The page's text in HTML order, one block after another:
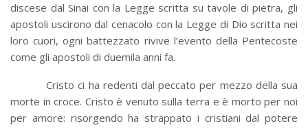
discese dal Sinai con la Legge scritta su tavole di pietra, gli
apostoli uscirono dal cenacolo con la Legge di Dio scritta nei
loro cuori, ogni battezzato rivive l’evento della Pentecoste
come gli apostoli di duemila anni fa.
Cristo ci ha redenti dal peccato per mezzo della sua
morte in croce. Cristo è venuto sulla terra e è morto per noi
per amore: risorgendo ha strappato i cristiani dal potere